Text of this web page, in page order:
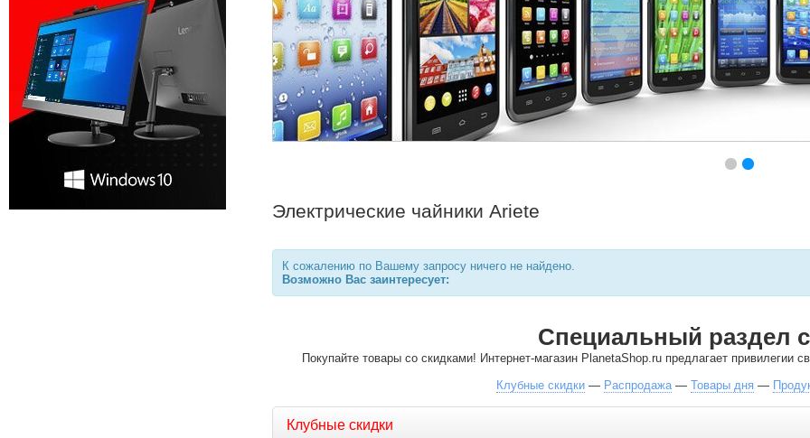
Электрические чайники Ariete
К сожалению по Вашему запросу ничего не найдено.
Возможно Вас заинтересует:
Специальный раздел
Покупайте товары со скидками! Интернет-магазин PlanetaShop.ru предлагает
Клубные скидки— Распродажа— Товары дня —
Клубные скидки